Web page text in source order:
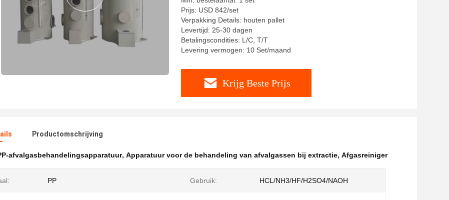
Prijs: USD 842/set
Verpakking Details: houten pallet
Levertijd: 25-30 dagen
Betalingscondities: L/C, T/T
Levering vermogen: 10 Set/maand
Krijg Beste Prijs
Productomschrijving
afvalgasbehandelingsapparatuur, Apparatuur voor de behandeling van afvalgassen bij extractie, Afgasreiniger
PP Gebruik: HCL/NH3/HF/H2SO4/NAOH